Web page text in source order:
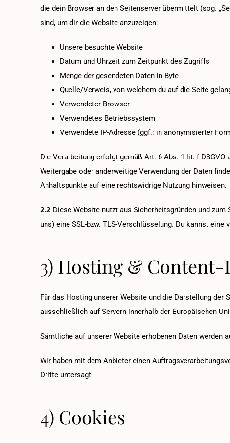
die dein Browser an den Seitenserver übermittelt (sog.
sind, um dir die Website anzuzeigen:
Unsere besuchte Website
Datum und Uhrzeit zum Zeitpunkt des Zugriffs
Menge der gesendeten Daten in Byte
Quelle/Verweis, von welchem du auf die Seite
Verwendeter Browser
Verwendetes Betriebssystem
Verwendete IP-Adresse (ggf.: in anonymisierter
Die Verarbeitung erfolgt gemäß Art. 6 Abs. 1 lit. f
Weitergabe oder anderweitige Verwendung der Daten
Anhaltspunkte auf eine rechtswidrige Nutzung hinweisen.
2.2 Diese Website nutzt aus Sicherheitsgründen und
uns) eine SSL-bzw. TLS-Verschlüsselung. Du kannst
3) Hosting &
Für das Hosting unserer Website und die Darstellung der
ausschließlich auf Servern innerhalb der Europäischen
Sämtliche auf unserer Website erhobenen Daten werden
Wir haben mit dem Anbieter einen
Dritte untersagt.
4) Cookies